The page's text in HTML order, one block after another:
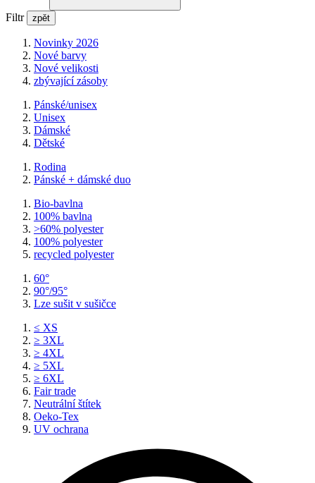
Filtr zpět
Novinky 2026
Nové barvy
Nové velikosti
zbývající zásoby
Pánské/unisex
Unisex
Dámské
Dětské
Rodina
Pánské + dámské duo
Bio-bavlna
100% bavlna
>60% polyester
100% polyester
recycled polyester
60°
90°/95°
Lze sušit v sušičce
≤ XS
≥ 3XL
≥ 4XL
≥ 5XL
≥ 6XL
Fair trade
Neutrální štítek
Oeko-Tex
UV ochrana